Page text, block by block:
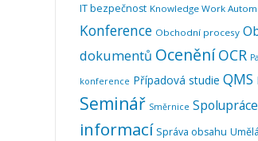
IT bezpečnost Knowledge Work
Konference Obchodní procesy
dokumentů Ocenění OCR
konference Případová studie QMS
Seminář Směrnice Spolupráce
informací Správa obsahu